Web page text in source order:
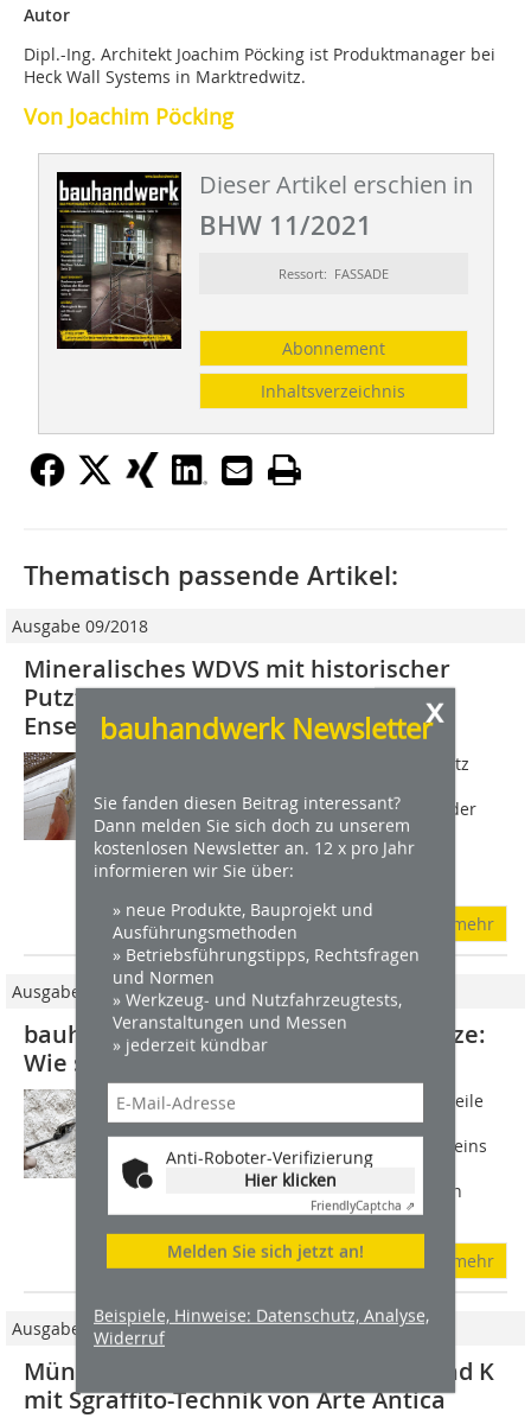
Autor
Dipl.-Ing. Architekt Joachim Pöcking ist Produktmanager bei
Heck Wall Systems in Marktredwitz.
Von Joachim Pöcking
Dieser Artikel erschien in
BHW 11/2021
Ressort: FASSADE
Abonnement
Inhaltsverzeichnis
x
bauhandwerk Newsletter
Sie fanden diesen Beitrag interessant?
Dann melden Sie sich doch zu unserem
kostenlosen Newsletter an. 12 x pro Jahr
informieren wir Sie über:
» neue Produkte, Bauprojekt und
Ausführungsmethoden
» Betriebsführungstipps, Rechtsfragen
und Normen
» Werkzeug- und Nutzfahrzeugtests,
Veranstaltungen und Messen
» jederzeit kündbar
Anti-Roboter-Verifizierung
Hier klicken
FriendlyCaptcha ⇗
Melden Sie sich jetzt an!
Beispiele, Hinweise: Datenschutz, Analyse,
Widerruf
Thematisch passende Artikel:
Ausgabe 09/2018
Mineralisches WDVS mit historischer
Putztechnik für denkmalgeschütztes
Ensemble in Braunschweig
Das Torhaus des unter Ensembleschutz
umfassenden Gebäudekomplexes in der
Braunschweiger Nordstadt sollte als
Pilotprojekt mit einem WDV-System
versehen werden. Die...
mehr
Ausgabe 1-2/2024
bauhandwerk-Serie über Strukturputze:
Wie sich Stechputz imitieren lässt
Den 1902-03 errichteten und mittlerweile
denkmalgeschützten Putzbau des
ehemaligen Bayerischen Revisionsvereins
in der Münchner Kaiserstraße 14-16
besucht man am besten in den frühen
Abendstunden,...
mehr
Ausgabe 10/2021
Münchner Geschäftshaus von Hild und K
mit Sgraffito-Technik von Arte Antica